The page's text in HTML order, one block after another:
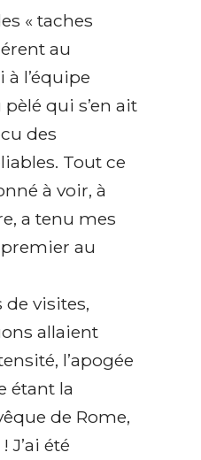
« taches
au
l’équipe
qui s’en ait
des
Tout ce
à voir, à
a tenu mes
au
visites,
allaient
l’apogée
étant la
de Rome,
J’ai été